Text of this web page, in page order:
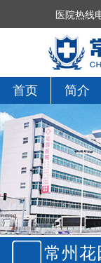
首页 简介
常州
医院热线